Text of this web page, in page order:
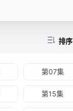
排序
第07集
第15集